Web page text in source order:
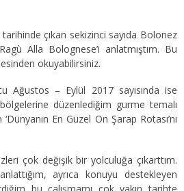
çıkan sekizinci sayıda Bolonez
Alla Bolognese’i anlatmıştım. Bu
okuyabilirsiniz.
Ağustos – Eylül 2017 sayısında ise
düzenlediğim gurme temalı
En Güzel On Şarap Rotası’nı
çok değişik bir yolculuğa çıkarttım.
ayrıca konuyu destekleyen